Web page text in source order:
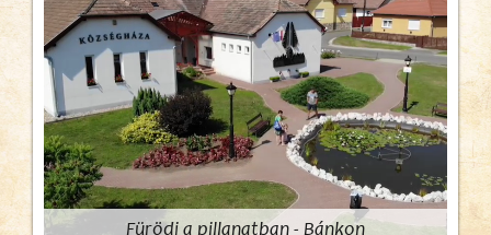
Fürödj a pillanatban - Bánkon